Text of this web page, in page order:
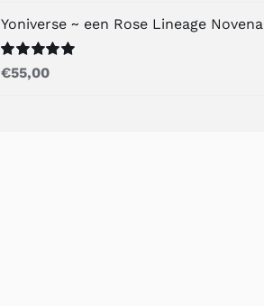
Yoniverse ~ een Rose Lineage Novena
Gewaardeerd
uit 5
€55,00